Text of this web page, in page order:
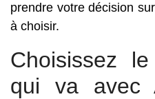
prendre votre décision
à choisir.
Choisissez
qui va avec